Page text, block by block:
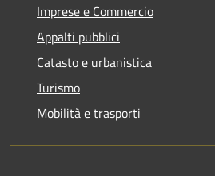
Imprese e Commercio
Appalti pubblici
Catasto e urbanistica
Turismo
Mobilità e trasporti